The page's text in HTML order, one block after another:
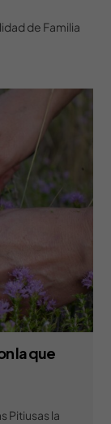
de Familia
la que
Pitiusas la